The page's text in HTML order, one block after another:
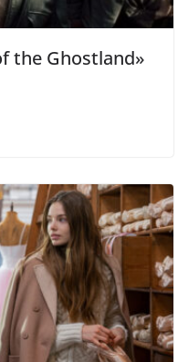
the Ghostland»